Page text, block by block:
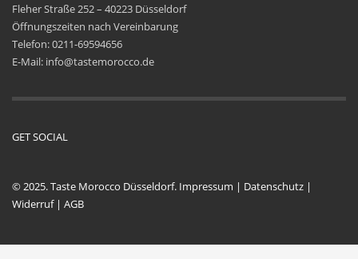
Fleher Straße 252 – 40223 Düsseldorf
Öffnungszeiten nach Vereinbarung
Telefon: 0211-69594656
E-Mail: info@tastemorocco.de
GET SOCIAL
© 2025. Taste Morocco Düsseldorf. Impressum | Datenschutz |
Widerruf| AGB